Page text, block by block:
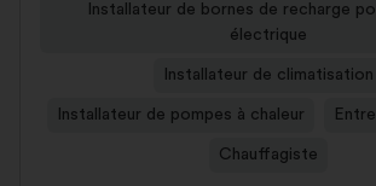
Installateur de bornes de recharge
électrique
Installateur de climatisation
Installateur de pompes à chaleur
Chauffagiste